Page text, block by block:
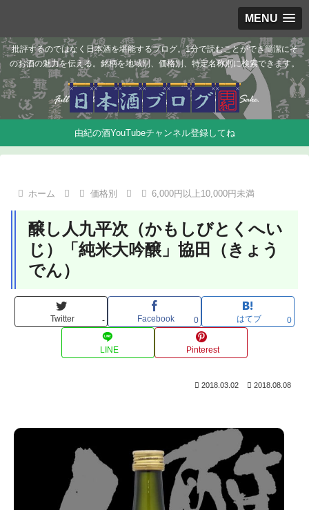
MENU
批評するのではなく日本酒を堪能するブログ。1分で読むことができ簡潔にそ
のお酒の魅力を伝える。銘柄を地域別、価格別、特定名称別に検索できます。
由紀の酒YouTubeチャンネル登録してね
ホーム 価格別 6,000円以上10,000円未満
醸し人九平次（かもしびとくへい
じ）「純米大吟醸」協田（きょう
でん）
Twitter - Facebook 0 はてブ 0
LINE Pinterest
2018.03.02 2018.08.08